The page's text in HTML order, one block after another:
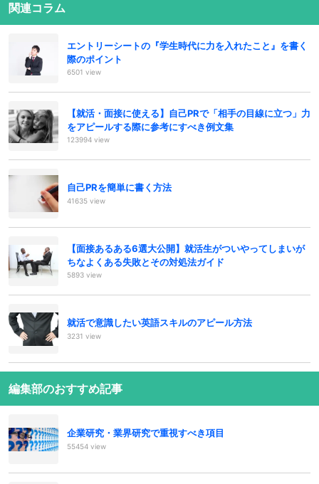
関連コラム
エントリーシートの『学生時代に力を入れたこと』を書く
際のポイント
6501 view
【就活・面接に使える】自己PRで「相手の目線に立つ」力
をアピールする際に参考にすべき例文集
123994 view
自己PRを簡単に書く方法
41635 view
【面接あるある6選大公開】就活生がついやってしまいが
ちなよくある失敗とその対処法ガイド
5893 view
就活で意識したい英語スキルのアピール方法
3231 view
編集部のおすすめ記事
企業研究・業界研究で重視すべき項目
55454 view